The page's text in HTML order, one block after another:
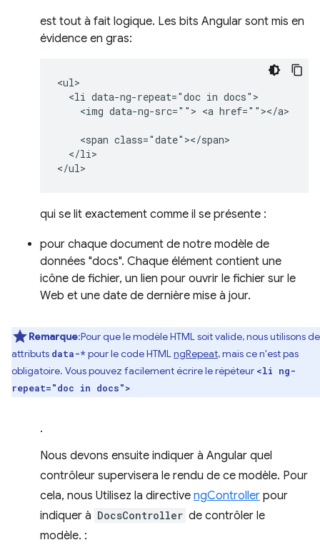
est tout à fait logique. Les bits Angular sont mis en
évidence en gras:
<ul>
  <li data-ng-repeat="doc in docs">
    <img data-ng-src=""> <a href=""></a>
    <span class="date"></span>
  </li>
qui se lit exactement comme il se présente :
pour chaque document de notre modèle de
données "docs". Chaque élément contient une
icône de fichier, un lien pour ouvrir le fichier sur le
Web et une date de dernière mise à jour.
Remarque:Pour que le modèle HTML soit valide, nous utilisons
attributs data-* pour le code HTMLngRepeat, mais ce n'est pas
obligatoire. Vous pouvez facilement écrire le répéteur <li ng-
repeat="doc in docs">
.
Nous devons ensuite indiquer à Angular quel
contrôleur supervisera le rendu de ce modèle. Pour
cela, nous Utilisez la directive ngController pour
indiquer à DocsController de contrôler le
modèle. :